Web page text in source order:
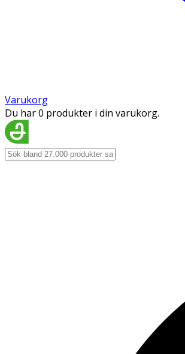
Varukorg
Du har 0 produkter i din varukorg.